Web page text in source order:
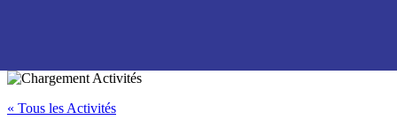
« Tous les Activités